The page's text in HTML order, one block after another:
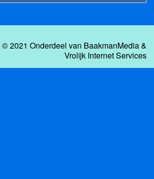
2021 Onderdeel van BaakmanMedia&
Vrolijk Internet Services